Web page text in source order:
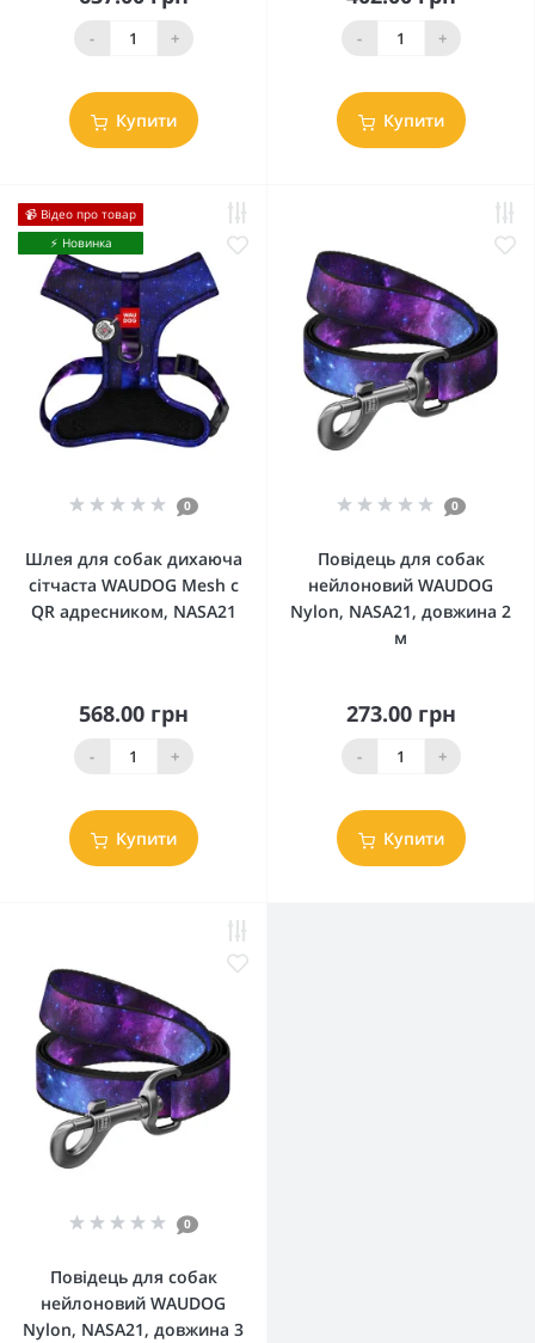
- +
Купити
- +
Купити
📹 Відео про товар
⚡️ Новинка
0
Шлея для собак дихаюча
сітчаста WAUDOG Mesh c
QR адресником, NASA21
568.00 грн
- +
Купити
0
Повідець для собак
нейлоновий WAUDOG
Nylon, NASA21, довжина 2
м
273.00 грн
- +
Купити
0
Повідець для собак
нейлоновий WAUDOG
Nylon, NASA21, довжина 3